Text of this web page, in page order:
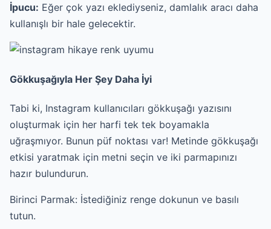
İpucu: Eğer çok yazı eklediyseniz, damlalık aracı daha
kullanışlı bir hale gelecektir.
Gökkuşağıyla Her Şey Daha İyi
Tabi ki, Instagram kullanıcıları gökkuşağı yazısını
oluşturmak için her harfi tek tek boyamakla
uğraşmıyor. Bunun püf noktası var! Metinde gökkuşağı
etkisi yaratmak için metni seçin ve iki parmapınızı
hazır bulundurun.
Birinci Parmak: İstediğiniz renge dokunun ve basılı
tutun.